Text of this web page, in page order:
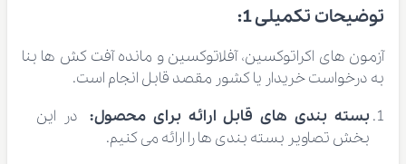
توضیحات تکمیلی 1:
آزمون های اکراتوکسین، آفلاتوکسین و مانده آفت کش ها بنا
به درخواست خریدار یا کشور مقصد قابل انجام است.
بسته بندی های قابل ارائه برای محصول: در این
بخش تصاویر بسته بندی ها را ارائه می کنیم.